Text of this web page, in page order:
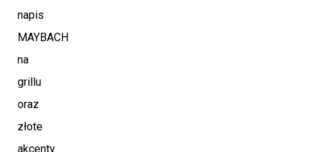
napis
MAYBACH
na
grillu
oraz
złote
akcenty